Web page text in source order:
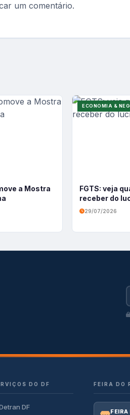
um comentário.
a Mostra
ECONOMIA &
FGTS: veja
receber do
29/07/2026
DO DF
DF
FEIRA DO
FEIRA